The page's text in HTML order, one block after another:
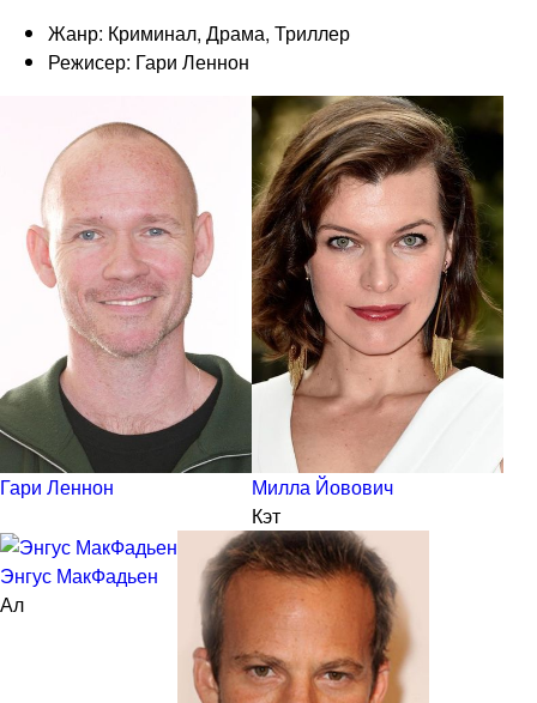
Жанр: Криминал, Драма, Триллер
Режисер: Гари Леннон
Гари Леннон
Милла Йовович
Кэт
Энгус МакФадьен
Ал